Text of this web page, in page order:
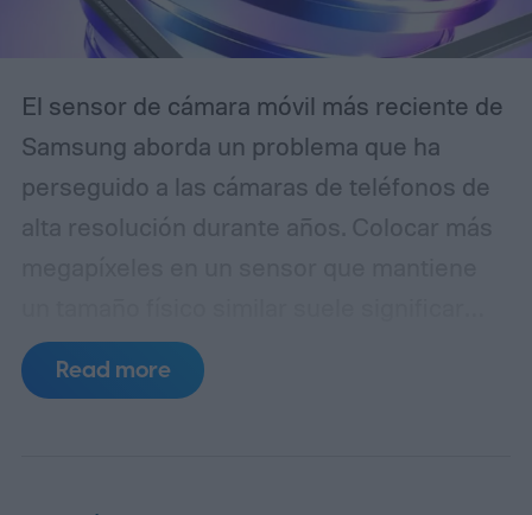
El sensor de cámara móvil más reciente de
Samsung aborda un problema que ha
perseguido a las cámaras de teléfonos de
alta resolución durante años. Colocar más
reducir cada píxel, lo que limita la cantidad
de luz que puede capturar. El ISOCELL
Read more